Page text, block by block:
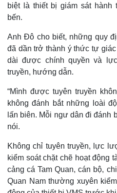
Thế giới
Quan sát
Cuộc sống đó đây
Hồ sơ
biệt là thiết bị giám sát hành
bến.
Anh Đô cho biết, những quy
đã dần trở thành ý thức tự
dài được chính quyền và
truyền, hướng dẫn.
“Mình được tuyên truyền
không đánh bắt những loài
lấn biên. Mỗi ngư dân đi đánh
nói.
Không chỉ tuyên truyền, lực
kiểm soát chặt chẽ hoạt động
cảng cá Tam Quan, cán bộ,
Quan Nam thường xuyên